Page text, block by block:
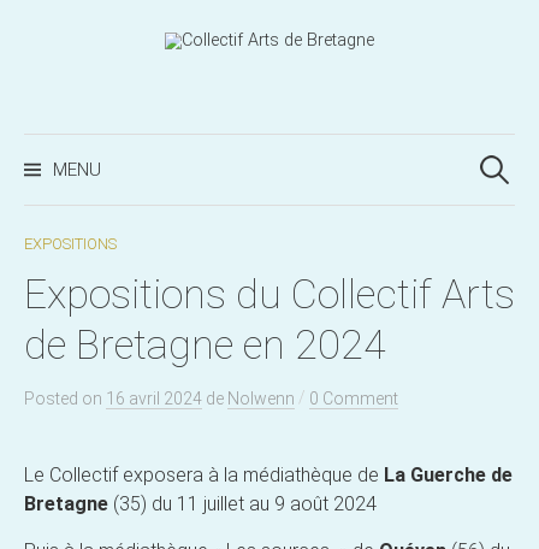
MENU
EXPOSITIONS
Expositions du Collectif Arts
de Bretagne en 2024
Posted on 16 avril 2024 de Nolwenn / 0 Comment
Le Collectif exposera à la médiathèque de La Guerche de
Bretagne (35) du 11 juillet au 9 août 2024